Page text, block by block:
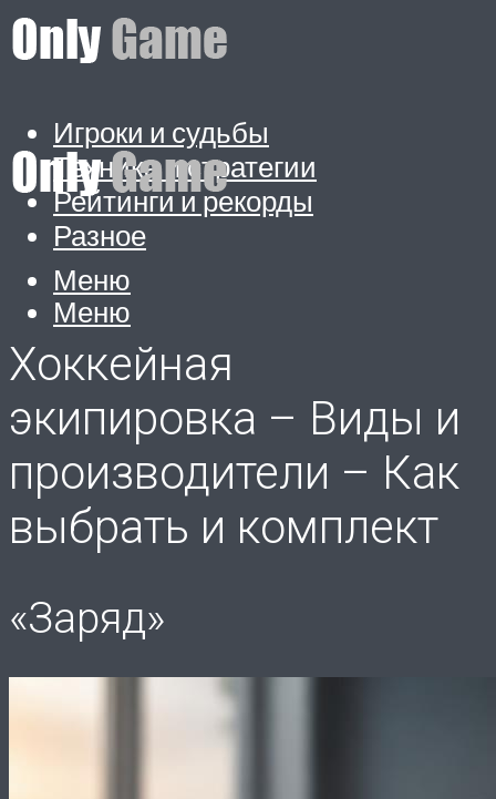
Игроки и судьбы
Техника и стратегии
Рейтинги и рекорды
Разное
Меню
Меню
Хоккейная
экипировка – Виды и
производители – Как
выбрать и комплект
«Заряд»